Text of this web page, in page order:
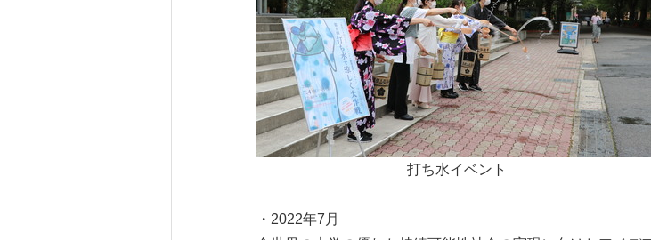
打ち水イベント
・2022年7月
English